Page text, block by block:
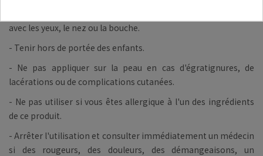
avec les yeux, le nez ou la bouche.
- Tenir hors de portée des enfants.
- Ne pas appliquer sur la peau en cas d'égratignures, de
lacérations ou de complications cutanées.
- Ne pas utiliser si vous êtes allergique à l'un des ingrédients
de ce produit.
- Arrêter l'utilisation et consulter immédiatement un médecin
si des rougeurs, des douleurs, des démangeaisons, un